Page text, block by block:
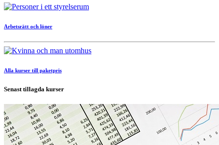
Arbetsrätt och löner
Alla kurser till paketpris
Senast tillagda kurser